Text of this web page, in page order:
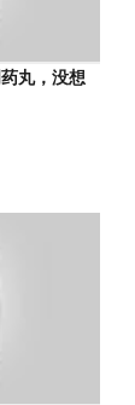
丸，没想